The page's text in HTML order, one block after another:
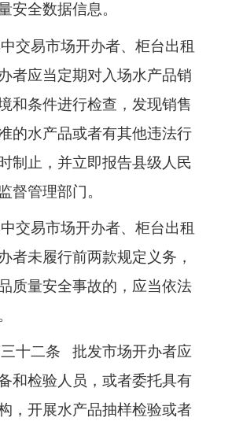
安全数据信息。
交易市场开办者、柜台出租
者应当定期对入场水产品销
和条件进行检查，发现销售
的水产品或者有其他违法行
制止，并立即报告县级人民
督管理部门。
交易市场开办者、柜台出租
者未履行前两款规定义务，
质量安全事故的，应当依法
十二条 批发市场开办者应
和检验人员，或者委托具有
，开展水产品抽样检验或者